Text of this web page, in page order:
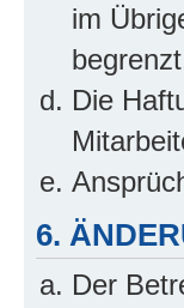
im
Die
6.
Der